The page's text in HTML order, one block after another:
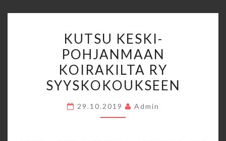
KESKI-
POHJANMAAN
KOIRAKILTA
RY
KUTSU KESKI-
POHJANMAAN
KOIRAKILTA RY
SYYSKOKOUKSEEN
29.10.2019 Admin